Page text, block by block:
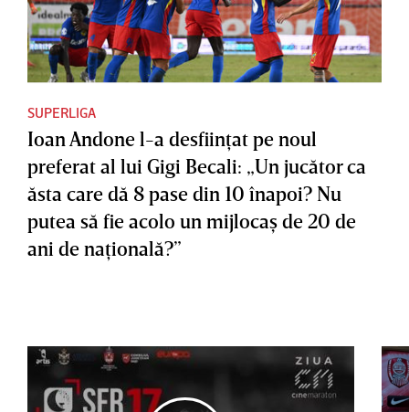
SUPERLIGA
Ioan Andone l-a desfiinţat pe noul
preferat al lui Gigi Becali: „Un jucător ca
ăsta care dă 8 pase din 10 înapoi? Nu
putea să fie acolo un mijlocaş de 20 de
ani de naţională?”